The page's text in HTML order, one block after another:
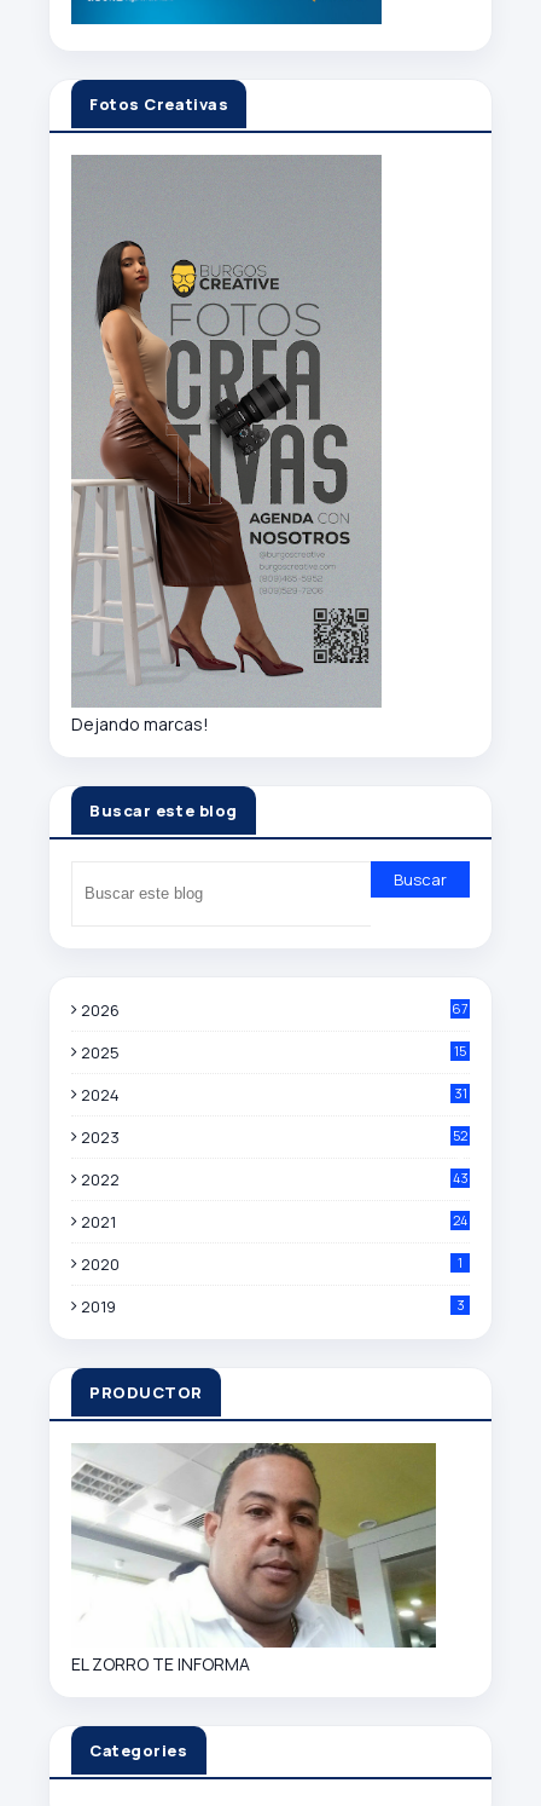
Fotos Creativas
Dejando marcas!
Buscar este blog
2026 67
2025
15
2024
31
2023
52
2022
43
2021
24
2020 1
2019 3
PRODUCTOR
EL ZORRO TE INFORMA
Categories